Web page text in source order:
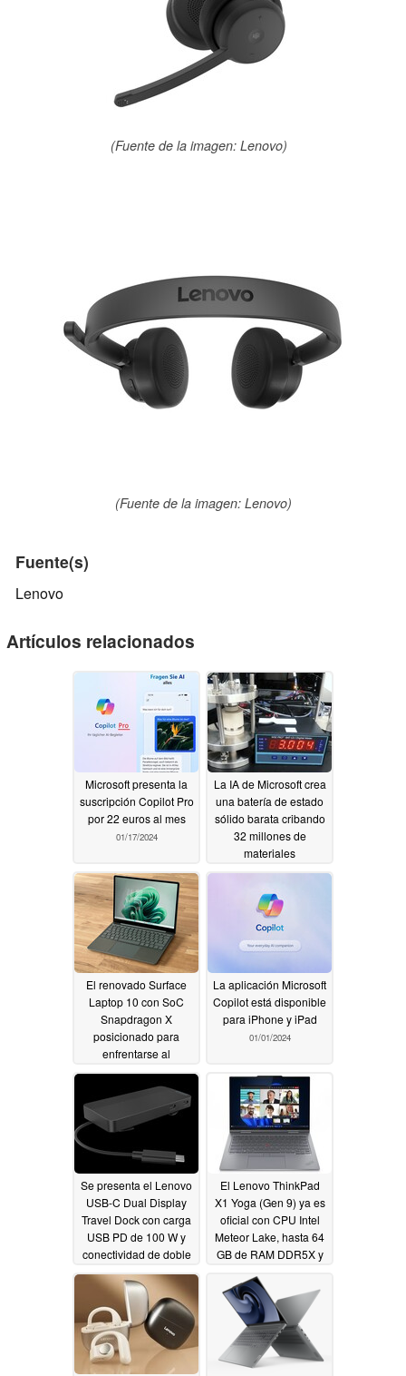
(Fuente de la imagen: Lenovo)
(Fuente de la imagen: Lenovo)
Fuente(s)
Lenovo
Artículos relacionados
Microsoft presenta la
suscripción Copilot Pro
por 22 euros al mes
01/17/2024
La IA de Microsoft crea
una batería de estado
sólido barata cribando
32 millones de
materiales
electrolíticos virtuales
El renovado Surface
Laptop 10 con SoC
Snapdragon X
posicionado para
enfrentarse al
MacBook Air se filtra
junto a la nueva
Surface Pro 2 en 1
01/03/2024
La aplicación Microsoft
Copilot está disponible
para iPhone y iPad
01/01/2024
Se presenta el Lenovo
USB-C Dual Display
Travel Dock con carga
USB PD de 100 W y
conectividad de doble
pantalla 4K12/15/2023
El Lenovo ThinkPad
X1 Yoga (Gen 9) ya es
oficial con CPU Intel
Meteor Lake, hasta 64
GB de RAM DDR5X y